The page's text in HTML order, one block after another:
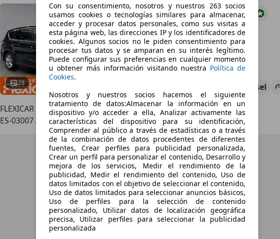
28
€ 16.490 Súperoferta
Diésel
FLEXICAR ALICANTE.
ES-03007 ALICANTE
Con su consentimiento, nosotros y nuestros 263 socios
usamos cookies o tecnologías similares para almacenar,
acceder y procesar datos personales, como sus visitas a
esta página web, las direcciones IP y los identificadores de
cookies. Algunos socios no le piden consentimiento para
procesar tus datos y se amparan en su interés legítimo.
Puede configurar sus preferencias en cualquier momento
u obtener más información visitando nuestra Política de
Cookies.
Nosotros y nuestros socios hacemos el siguiente
tratamiento de datos:Almacenar la información en un
dispositivo y/o acceder a ella, Analizar activamente las
características del dispositivo para su identificación,
Comprender al público a través de estadísticas o a través
de la combinación de datos procedentes de diferentes
fuentes, Crear perfiles para publicidad personalizada,
Crear un perfil para personalizar el contenido, Desarrollo y
mejora de los servicios, Medir el rendimiento de la
publicidad, Medir el rendimiento del contenido, Uso de
datos limitados con el objetivo de seleccionar el contenido,
Uso de datos limitados para seleccionar anuncios básicos,
Uso de perfiles para la selección de contenido
personalizado, Utilizar datos de localización geográfica
precisa, Utilizar perfiles para seleccionar la publicidad
personalizada